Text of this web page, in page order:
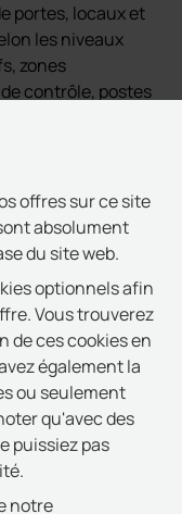
portes, locaux et
les niveaux
zones
contrôle, postes
fermeture
avec les
actuelles.
offre un
basé sur
Les
en
et journal
changer les
fin de contrat.
chaque porte
par zone,
offres sur ce site
absolument
du site web.
optionnels afin
Vous trouverez
de ces cookies en
également la
ou seulement
qu'avec des
puissiez pas
notre